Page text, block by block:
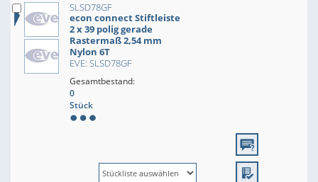
SLSD78GF
econ connect Stiftleiste
2 x 39 polig gerade
Rastermaß 2,54 mm
Nylon 6T
EVE: SLSD78GF
Gesamtbestand:
0
Stück